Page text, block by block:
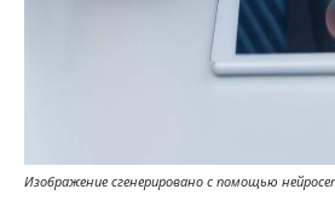
Изображение сгенерировано с помощью